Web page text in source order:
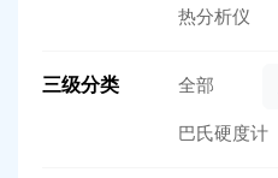
热分析仪
三级分类 全部
巴氏硬度计